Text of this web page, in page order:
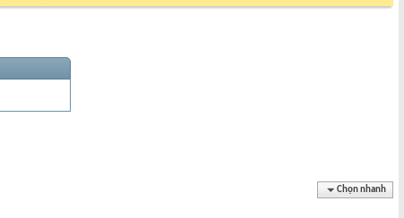
Chọn nhanh